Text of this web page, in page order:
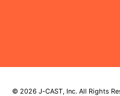
© 2026 J-CAST, Inc. All Rights